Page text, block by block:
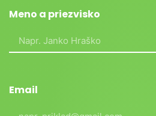
Meno a priezvisko
Email